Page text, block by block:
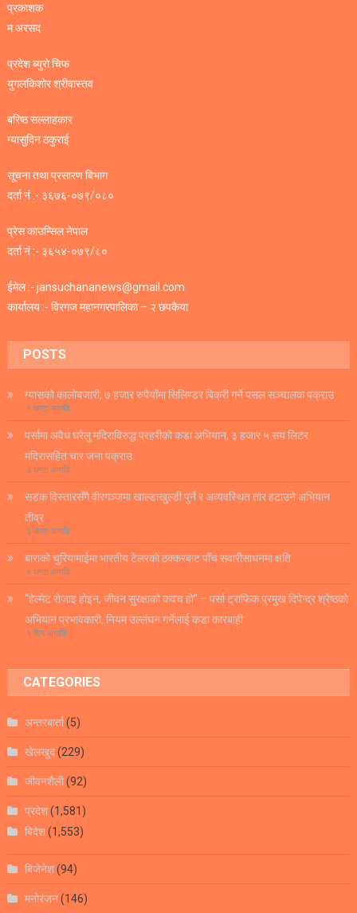
प्रकाशक
म.अरसद
प्रदेश ब्युरो चिफ
युगलकिशोर श्रीवास्तव
बरिष्ठ सल्लाहकार
ग्यासुदिन ठकुराई
सूचना तथा प्रसारण बिभाग
दर्ता नं :- ३६७६-०७९/०८०
प्रेस काउन्सिल नेपाल
दर्ता नं :- ३६५४-०७९/८०
ईमेल :- jansuchananews@gmail.com
कार्यालय :- विरगज महानगरपालिका – २ छपकैया
POSTS
ग्यासको कालोबजारी, ७ हजार रुपैयाँमा सिलिण्डर बिक्री गर्ने पसल सञ्चालक पक्राउ
१ घण्टा अगाडि
पर्सामा अवैध घरेलु मदिराविरुद्ध प्रहरीको कडा अभियान, ३ हजार ५ सय लिटर
मदिरासहित चार जना पक्राउ
३ घण्टा अगाडि
सडक विस्तारसँगै वीरगञ्जमा खाल्डाखुल्डी पुर्ने र अव्यवस्थित तार हटाउने अभियान
तीव्र
३ घण्टा अगाडि
बाराको चुरियामाईमा भारतीय टेलरको ठक्करबाट पाँच सवारीसाधनमा क्षति
९ घण्टा अगाडि
“हेल्मेट रोजाइ होइन, जीवन सुरक्षाको कवच हो” – पर्सा ट्राफिक प्रमुख दिपेन्द्र श्रेष्ठको
अभियान प्रभावकारी, नियम उल्लंघन गर्नेलाई कडा कारबाही
१ दिन अगाडि
CATEGORIES
अन्तरबार्ता(5)
खेलखुद(229)
जीवनशैली(92)
प्रदेश(1,581)
बिदेश(1,553)
बिजेनेश(94)
मनोरंजन(146)